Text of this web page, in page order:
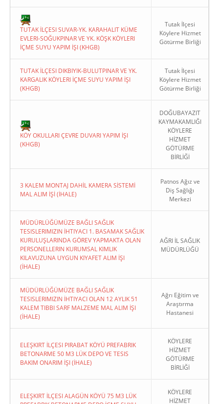
TUTAK İLÇESI SUVAR-YK. KARAHALIT KÜME
EVLERI-SOĞUKPINAR VE YK. KÖŞK KÖYLERI
İÇME SUYU YAPIM İŞI (KHGB)
Tutak İlçesi
Köylere Hizmet
Götürme Birliği
TUTAK İLÇESI DIKBIYIK-BULUTPINAR VE YK.
KARGALIK KÖYLERI İÇME SUYU YAPIM İŞI
(KHGB)
Tutak İlçesi
Köylere Hizmet
Götürme Birliği
KÖY OKULLARI ÇEVRE DUVARI YAPIM İŞI
(KHGB)
DOĞUBAYAZIT
KAYMAKAMLIĞI
KÖYLERE
HİZMET
GÖTÜRME
BİRLİĞİ
3 KALEM MONTAJ DAHİL KAMERA SİSTEMİ
MAL ALIM İŞİ (İHALE)
Patnos Ağız ve
Diş Sağlığı
Merkezi
MÜDÜRLÜĞÜMÜZE BAĞLI SAĞLIK
TESISLERIMIZIN İHTIYACI 1. BASAMAK SAĞLIK
KURULUŞLARINDA GÖREV YAPMAKTA OLAN
PERSONELLERIN KURUMSAL KIMLIK
KILAVUZUNA UYGUN KIYAFET ALIM İŞI
(İHALE)
AĞRI İL SAĞLIK
MÜDÜRLÜĞÜ
MÜDÜRLÜĞÜMÜZE BAĞLI SAĞLIK
TESISLERIMIZIN İHTIYACI OLAN 12 AYLIK 51
KALEM TIBBI SARF MALZEME MAL ALIM İŞI
(İHALE)
Ağrı Eğitim ve
Araştırma
Hastanesi
ELEŞKIRT İLÇESI PIRABAT KÖYÜ PREFABRIK
BETONARME 50 M3 LÜK DEPO VE TESIS
BAKIM ONARIM İŞI (İHALE)
KÖYLERE
HİZMET
GÖTÜRME
BİRLİĞİ
ELEŞKIRT İLÇESI ALAGÜN KÖYÜ 75 M3 LÜK
KÖYLERE
HİZMET